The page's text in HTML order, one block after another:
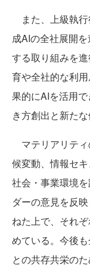
また、上級執行
成AIの全社展開
する取り組みを
育や全社的な利
果的にAIを活用
き方創出と新たな
マテリアリテ
候変動、情報セ
社会・事業環境
ダーの意見を反
ねた上で、それ
めている。今後
との共存共栄の